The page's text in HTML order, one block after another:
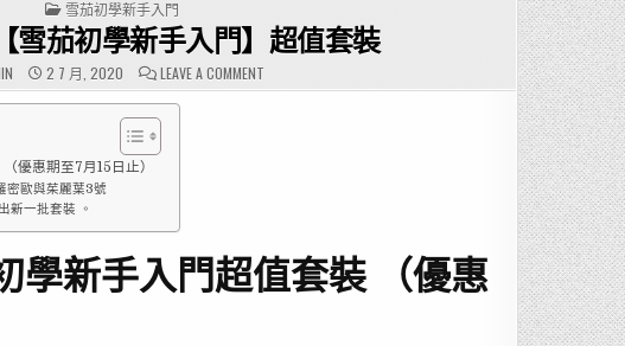
POSTED
IN
雪茄初學新手入門
雪茄初學新手入門】超值套裝
2 7 月, 2020 LEAVE A COMMENT
2020
超
值
套
優惠期至7月15日止）
密歐與茱麗葉3號
新一批套裝 。
學新手入門超值套裝 （優惠